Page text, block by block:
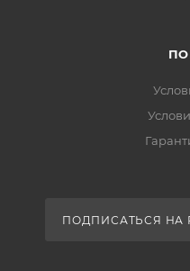
ПОДПИСАТЬСЯ НА